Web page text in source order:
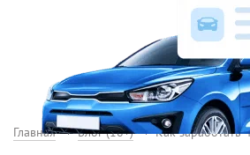
Главная Блог (18+) Как заработать